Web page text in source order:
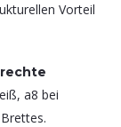
Vorteil
rechte
a8 bei